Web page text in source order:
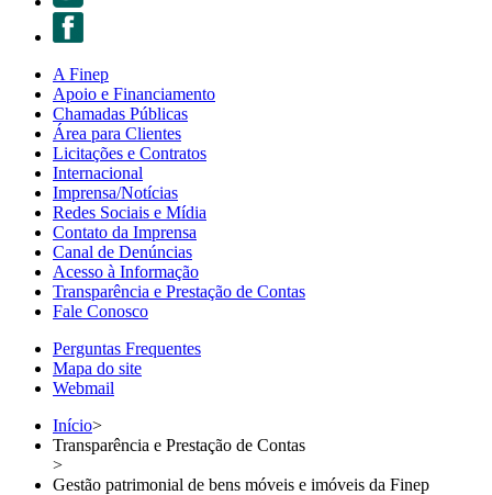
A Finep
Apoio e Financiamento
Chamadas Públicas
Área para Clientes
Licitações e Contratos
Internacional
Imprensa/Notícias
Redes Sociais e Mídia
Contato da Imprensa
Canal de Denúncias
Acesso à Informação
Transparência e Prestação de Contas
Fale Conosco
Perguntas Frequentes
Mapa do site
Webmail
Início>
Transparência e Prestação de Contas
>
Gestão patrimonial de bens móveis e imóveis da Finep